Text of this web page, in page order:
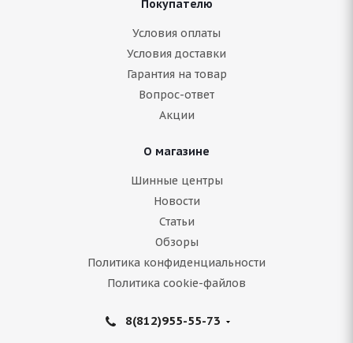
ARIVO Carlorful A/S 175/70 R14 88T
Покупателю
Условия оплаты
Условия доставки
Гарантия на товар
Вопрос-ответ
Акции
О магазине
Шинные центры
Новости
Статьи
Обзоры
Политика конфиденциальности
Политика cookie-файлов
8(812)955-55-73